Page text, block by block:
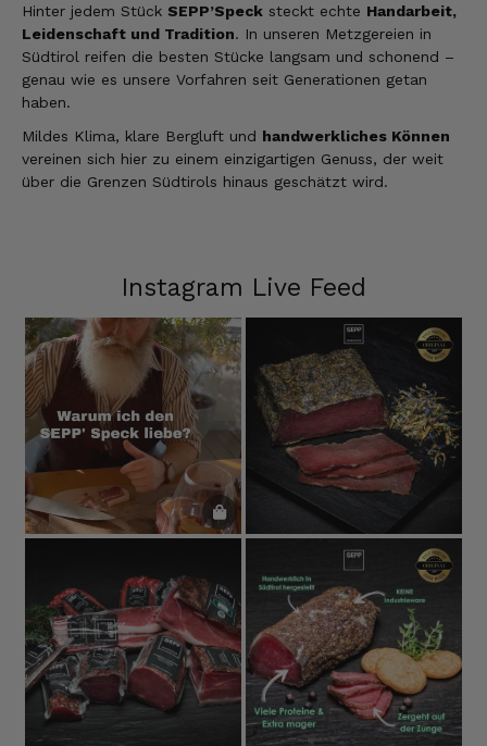
Hinter jedem Stück SEPP’Speck steckt echte Handarbeit,
Leidenschaft und Tradition. In unseren Metzgereien in
Südtirol reifen die besten Stücke langsam und schonend –
genau wie es unsere Vorfahren seit Generationen getan
haben.
Mildes Klima, klare Bergluft und handwerkliches Können
vereinen sich hier zu einem einzigartigen Genuss, der weit
über die Grenzen Südtirols hinaus geschätzt wird.
Instagram Live Feed
Alle Bewertungen Lesen